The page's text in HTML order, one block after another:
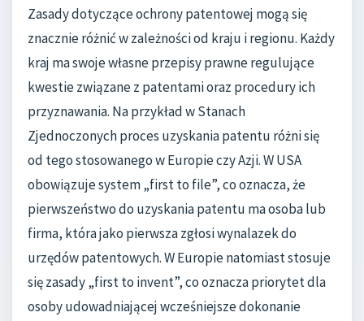
Zasady dotyczące ochrony patentowej mogą się
znacznie różnić w zależności od kraju i regionu. Każdy
kraj ma swoje własne przepisy prawne regulujące
kwestie związane z patentami oraz procedury ich
przyznawania. Na przykład w Stanach
Zjednoczonych proces uzyskania patentu różni się
od tego stosowanego w Europie czy Azji. W USA
obowiązuje system „first to file”, co oznacza, że
pierwszeństwo do uzyskania patentu ma osoba lub
firma, która jako pierwsza zgłosi wynalazek do
urzędów patentowych. W Europie natomiast stosuje
się zasady „first to invent”, co oznacza priorytet dla
osoby udowadniającej wcześniejsze dokonanie